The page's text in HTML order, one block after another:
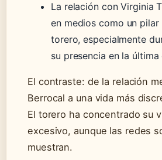
La relación con Virginia
en medios como un
torero, especialmente
su presencia en la
El contraste: de la relación
Berrocal a una vida más
El torero ha concentrado su
excesivo, aunque las redes
muestran.